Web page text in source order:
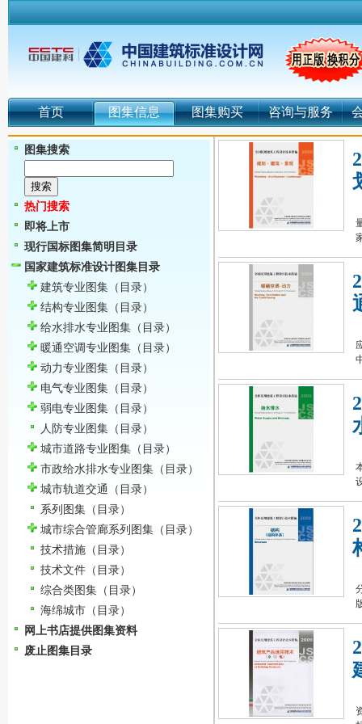
首页 图集信息 图集购买 咨询与服务
图集搜索
热门搜索
即将上市
现行国标图集简明目录
国家建筑标准设计图集目录
建筑专业图集 （目录）
结构专业图集 （目录）
给水排水专业图集 （目录）
暖通空调专业图集 （目录）
动力专业图集 （目录）
电气专业图集 （目录）
弱电专业图集 （目录）
人防专业图集 （目录）
城市道路专业图集 （目录）
市政给水排水专业图集 （目录）
城市轨道交通
（目录）
系列图集 （目录）
城市综合管廊系列图集 （目录）
技术措施 （目录）
技术文件 （目录）
综合类图集 （目录）
海绵城市 （目录）
网上书店提供图集资料
废止图集目录